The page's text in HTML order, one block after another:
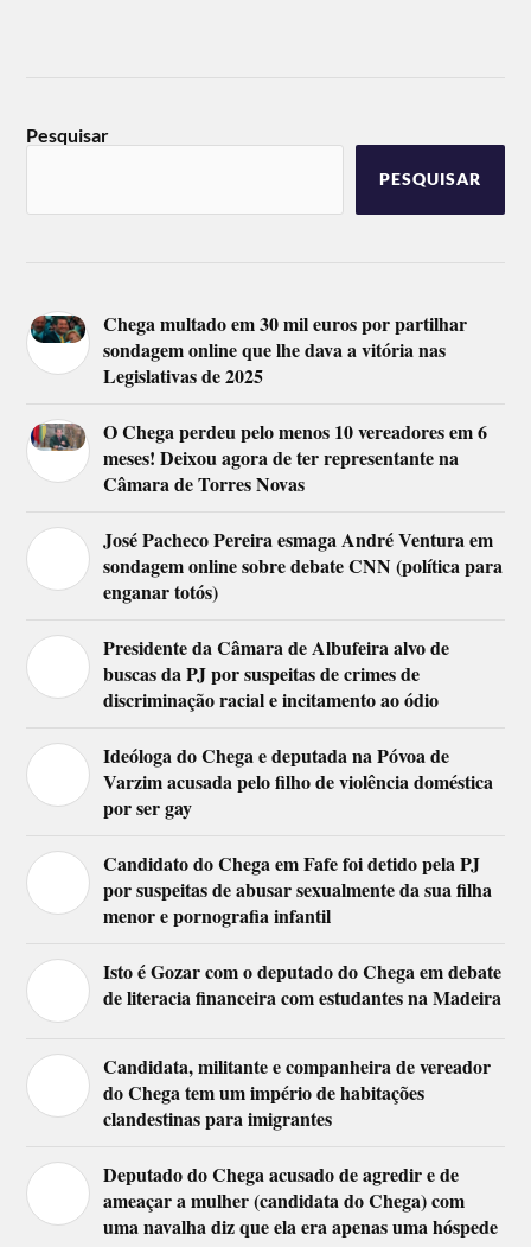
Pesquisar
PESQUISAR
Chega multado em 30 mil euros por partilhar
sondagem online que lhe dava a vitória nas
Legislativas de 2025
O Chega perdeu pelo menos 10 vereadores em 6
meses! Deixou agora de ter representante na
Câmara de Torres Novas
José Pacheco Pereira esmaga André Ventura em
sondagem online sobre debate CNN (política para
enganar totós)
Presidente da Câmara de Albufeira alvo de
buscas da PJ por suspeitas de crimes de
discriminação racial e incitamento ao ódio
Ideóloga do Chega e deputada na Póvoa de
Varzim acusada pelo filho de violência doméstica
por ser gay
Candidato do Chega em Fafe foi detido pela PJ
por suspeitas de abusar sexualmente da sua filha
menor e pornografia infantil
Isto é Gozar com o deputado do Chega em debate
de literacia financeira com estudantes na Madeira
Candidata, militante e companheira de vereador
do Chega tem um império de habitações
clandestinas para imigrantes
Deputado do Chega acusado de agredir e de
ameaçar a mulher (candidata do Chega) com
uma navalha diz que ela era apenas uma hóspede